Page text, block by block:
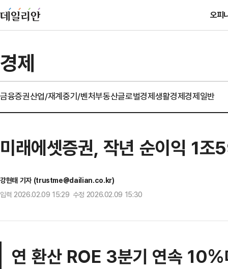
오피
경제
금융증권산업/재계중기/벤처부동산글로벌경제생활경제경제일반
미래에셋증권, 작년 순이익 1
강현태 기자 (trustme@dailian.co.kr)
입력 2026.02.09 15:29 수정 2026.02.09 15:30
연 환산 ROE 3분기 연속